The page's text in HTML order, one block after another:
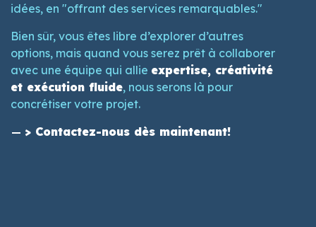
idées, en "offrant des services remarquables."
Bien sûr, vous êtes libre d’explorer d’autres
options, mais quand vous serez prêt à collaborer
avec une équipe qui allie expertise, créativité
et exécution fluide, nous serons là pour
concrétiser votre projet.
> Contactez-nous dès maintenant!